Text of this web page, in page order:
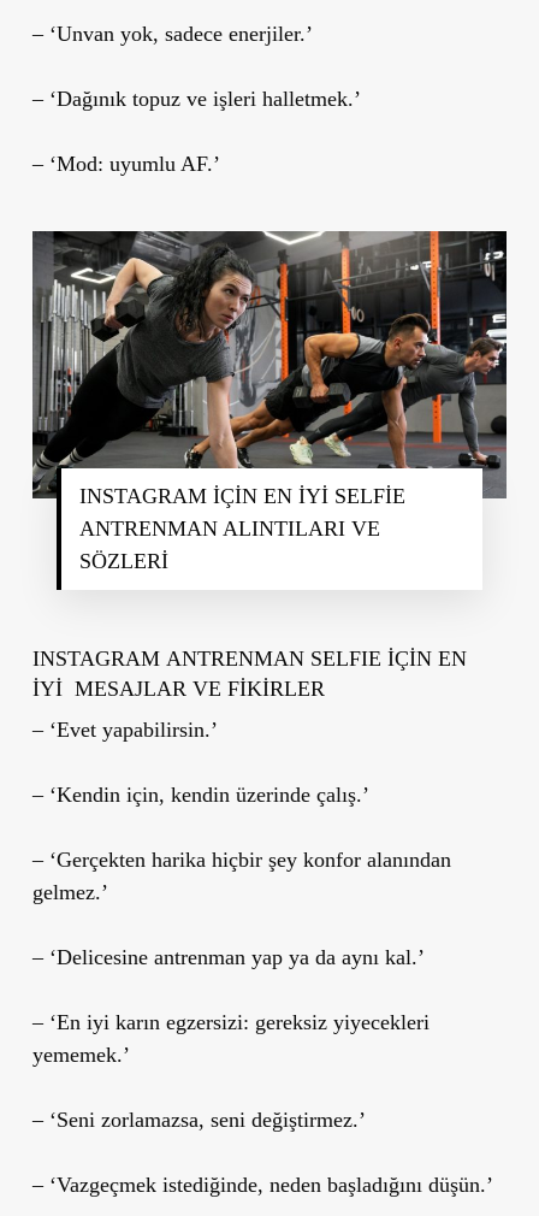
– ‘Unvan yok, sadece enerjiler.’
– ‘Dağınık topuz ve işleri halletmek.’
– ‘Mod: uyumlu AF.’
INSTAGRAM İÇİN EN İYİ SELFİE
ANTRENMAN ALINTILARI VE
SÖZLERİ
INSTAGRAM ANTRENMAN SELFIE İÇİN EN
İYİ MESAJLAR VE FİKİRLER
– ‘Evet yapabilirsin.’
– ‘Kendin için, kendin üzerinde çalış.’
– ‘Gerçekten harika hiçbir şey konfor alanından
gelmez.’
– ‘Delicesine antrenman yap ya da aynı kal.’
– ‘En iyi karın egzersizi: gereksiz yiyecekleri
yememek.’
– ‘Seni zorlamazsa, seni değiştirmez.’
– ‘Vazgeçmek istediğinde, neden başladığını düşün.’